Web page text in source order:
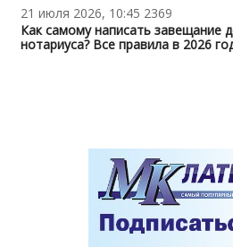
21 июля 2026, 10:45 2369
Как самому написать завещание
нотариуса? Все правила в 2026